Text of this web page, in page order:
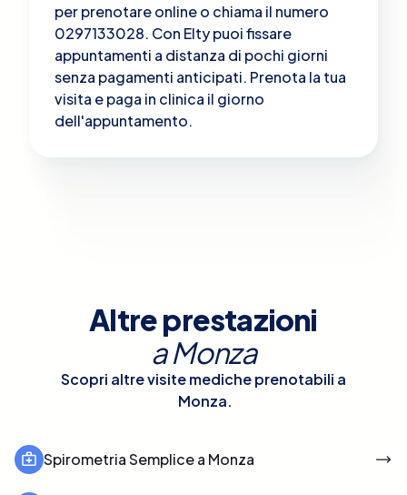
per prenotare online o chiama il numero
0297133028. Con Elty puoi fissare
appuntamenti a distanza di pochi giorni
senza pagamenti anticipati. Prenota la tua
visita e paga in clinica il giorno
dell'appuntamento.
Altre prestazioni
aMonza
Scopri altre visite mediche prenotabili a
Monza.
Spirometria Semplice a Monza